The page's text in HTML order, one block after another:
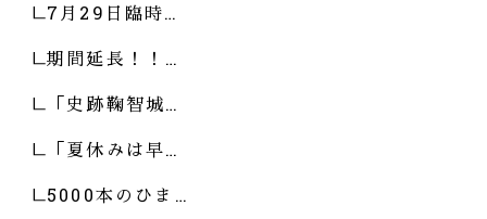
7月29日臨時…
期間延長！！…
「史跡鞠智城…
「夏休みは早…
5000本のひま…